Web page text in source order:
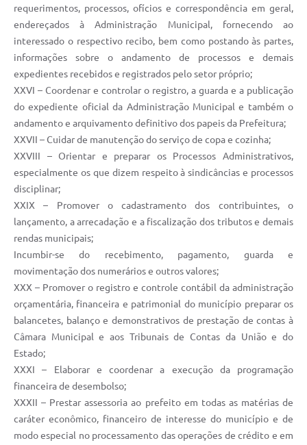
requerimentos, processos, ofícios e correspondência em geral,
endereçados à Administração Municipal, fornecendo ao
interessado o respectivo recibo, bem como postando às partes,
informações sobre o andamento de processos e demais
expedientes recebidos e registrados pelo setor próprio;
XXVI – Coordenar e controlar o registro, a guarda e a publicação
do expediente oficial da Administração Municipal e também o
andamento e arquivamento definitivo dos papeis da Prefeitura;
XXVII – Cuidar de manutenção do serviço de copa e cozinha;
XXVIII – Orientar e preparar os Processos Administrativos,
especialmente os que dizem respeito à sindicâncias e processos
disciplinar;
XXIX – Promover o cadastramento dos contribuintes, o
lançamento, a arrecadação e a fiscalização dos tributos e demais
rendas municipais;
Incumbir-se do recebimento, pagamento, guarda e
movimentação dos numerários e outros valores;
XXX – Promover o registro e controle contábil da administração
orçamentária, financeira e patrimonial do município preparar os
balancetes, balanço e demonstrativos de prestação de contas à
Câmara Municipal e aos Tribunais de Contas da União e do
Estado;
XXXI – Elaborar e coordenar a execução da programação
financeira de desembolso;
XXXII – Prestar assessoria ao prefeito em todas as matérias de
caráter econômico, financeiro de interesse do município e de
modo especial no processamento das operações de crédito e em